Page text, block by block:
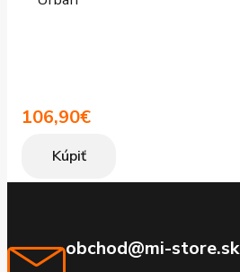
106,90€
Kúpiť
obchod@mi-store.sk